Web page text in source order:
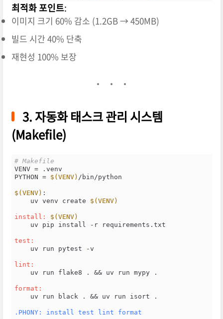
최적화 포인트:
이미지 크기 60% 감소 (1.2GB → 450MB)
빌드 시간 40% 단축
재현성 100% 보장
3. 자동화 태스크 관리 시스템
(Makefile)
# Makefile
VENV = .venv
PYTHON = $(VENV) /bin/python
$(VENV) :
    uv venv create
$(VENV)
install: $(VENV)
test:
lint:
format:
.PHONY : install test lint format